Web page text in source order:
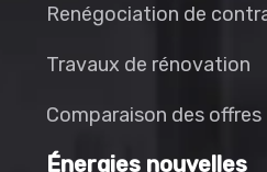
Renégociation de
Travaux de rénovation
Comparaison des offres
Énergies nouvelles